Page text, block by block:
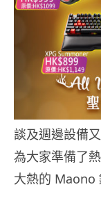
談及週邊設備
為大家準備了
大熱的 Maono